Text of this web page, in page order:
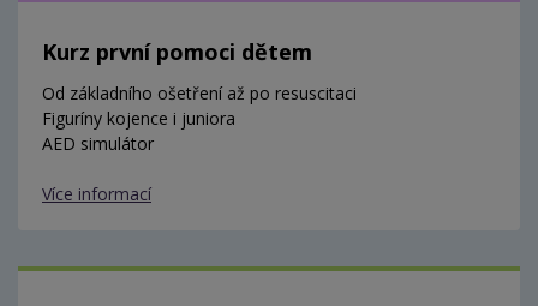
Kurz první pomoci dětem
Od základního ošetření až po resuscitaci
Figuríny kojence i juniora
AED simulátor
Více informací